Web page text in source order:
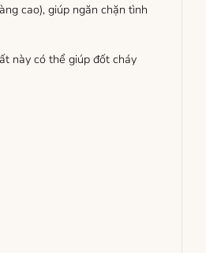
cao), giúp ngăn chặn tình
này có thể giúp đốt cháy